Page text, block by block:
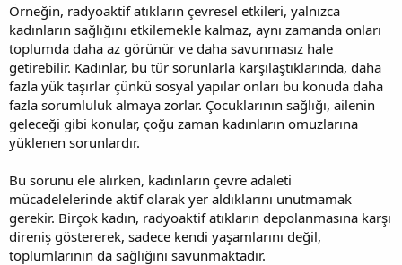
Örneğin, radyoaktif atıkların çevresel etkileri, yalnızca
kadınların sağlığını etkilemekle kalmaz, aynı zamanda onları
toplumda daha az görünür ve daha savunmasız hale
getirebilir. Kadınlar, bu tür sorunlarla karşılaştıklarında, daha
fazla yük taşırlar çünkü sosyal yapılar onları bu konuda daha
fazla sorumluluk almaya zorlar. Çocuklarının sağlığı, ailenin
geleceği gibi konular, çoğu zaman kadınların omuzlarına
yüklenen sorunlardır.
Bu sorunu ele alırken, kadınların çevre adaleti
mücadelelerinde aktif olarak yer aldıklarını unutmamak
gerekir. Birçok kadın, radyoaktif atıkların depolanmasına karşı
direniş göstererek, sadece kendi yaşamlarını değil,
toplumlarının da sağlığını savunmaktadır.